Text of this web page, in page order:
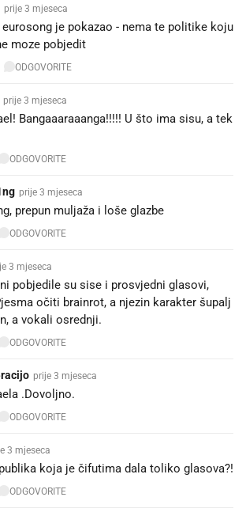
prije 3 mjeseca
je pokazao - nema te politike koju
moze pobjedit 🍻
ODGOVORITE
prije 3 mjeseca
Bangaaaraaanga!!!!! U što ima sisu, a tek
ODGOVORITE
prije 3 mjeseca
prepun muljaža i loše glazbe
ODGOVORITE
3 mjeseca
pobjedile su sise i prosvjedni glasovi,
očiti brainrot, a njezin karakter šupalj
a vokali osrednji.
ODGOVORITE
prije 3 mjeseca
.Dovoljno.
ODGOVORITE
3 mjeseca
koja je čifutima dala toliko glasova?!
ODGOVORITE